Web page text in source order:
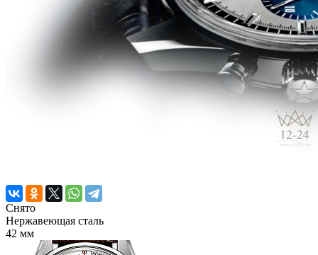
Снято
Нержавеющая сталь
42 мм